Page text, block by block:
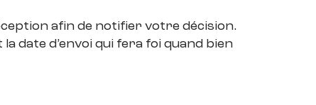
afin de notifier votre décision.
date d’envoi qui fera foi quand bien